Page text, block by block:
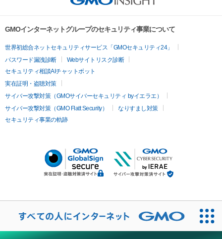
GMOインターネットグループのセキュリティ事業について
世界初総合ネットセキュリティサービス「GMOセキュリティ24」
パスワード漏洩診断
Webサイトリスク診断
セキュリティ相談AIチャットボット
実在証明・盗聴対策
サイバー攻撃対策（GMOサイバーセキュリティ byイエラエ）
サイバー攻撃対策（GMO Flatt Security）
なりすまし対策
セキュリティ事業の軌跡